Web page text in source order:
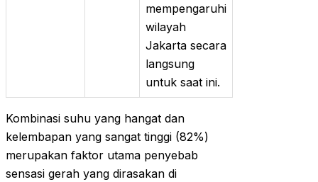
mempengaruhi
wilayah
Jakarta secara
langsung
untuk saat ini.
Kombinasi suhu yang hangat dan
kelembapan yang sangat tinggi (82%)
merupakan faktor utama penyebab
sensasi gerah yang dirasakan di